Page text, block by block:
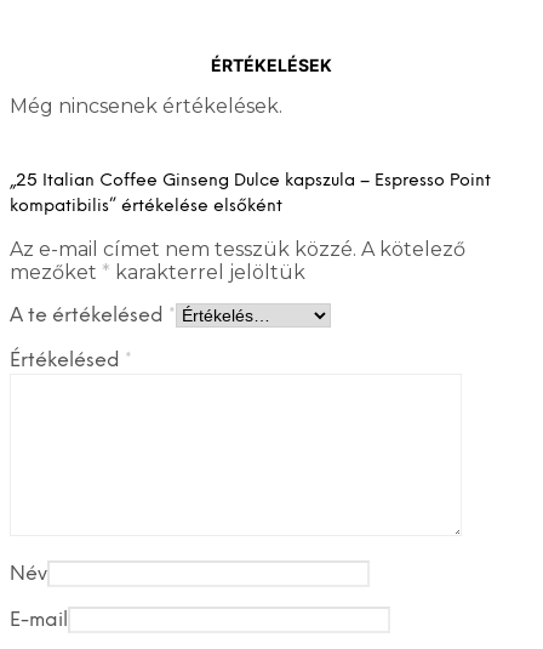
ÉRTÉKELÉSEK
Még nincsenek értékelések.
„25 Italian Coffee Ginseng Dulce kapszula – Espresso Point
kompatibilis” értékelése elsőként
Az e-mail címet nem tesszük közzé. A kötelező
mezőket * karakterrel jelöltük
A te értékelésed *
Értékelésed *
Név
E-mail